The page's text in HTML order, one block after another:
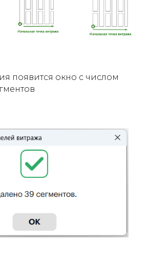
появится окно с числом